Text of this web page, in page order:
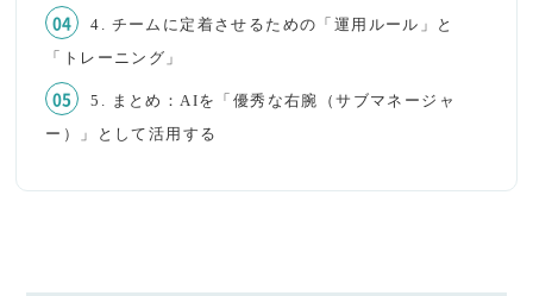
4. チームに定着させるための「運用ルール」と
「トレーニング」
5. まとめ：AIを「優秀な右腕（サブマネージャ
ー）」として活用する